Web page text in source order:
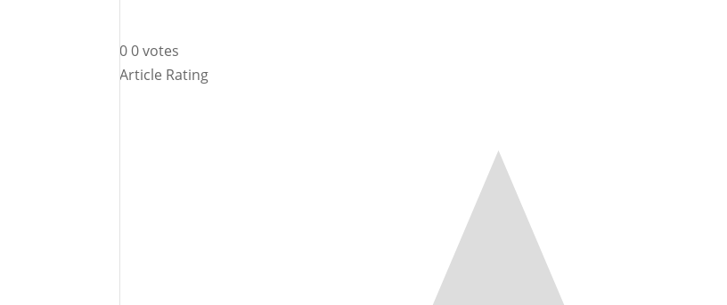
0 0 votes
Article Rating